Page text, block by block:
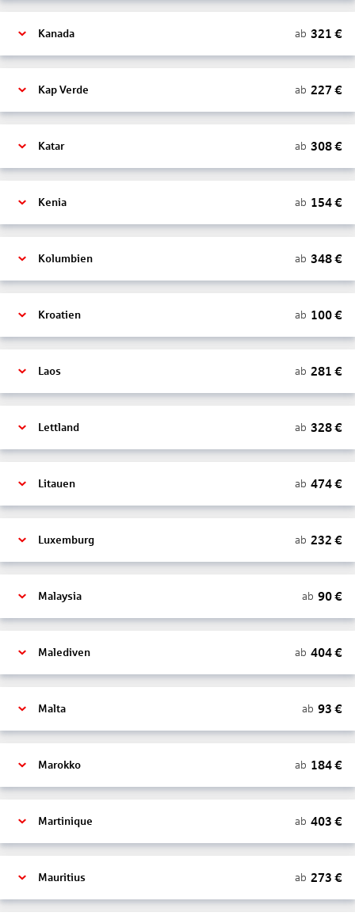
Kanada ab 321 €
Kap Verde ab 227 €
Katar ab 308€
Kenia ab 154€
Kolumbien ab 348€
Kroatien ab 100€
Laos ab 281 €
Lettland ab 328€
Litauen ab 474€
Luxemburg ab 232 €
Malaysia ab 90€
Malediven ab 404€
Malta ab 93 €
Marokko ab 184€
Martinique ab 403 €
Mauritius ab 273 €